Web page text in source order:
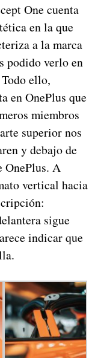
One cuenta
en la que
a la marca
podido verlo en
ello,
en OnePlus que
miembros
superior nos
y debajo de
OnePlus. A
vertical hacia
sigue
indicar que